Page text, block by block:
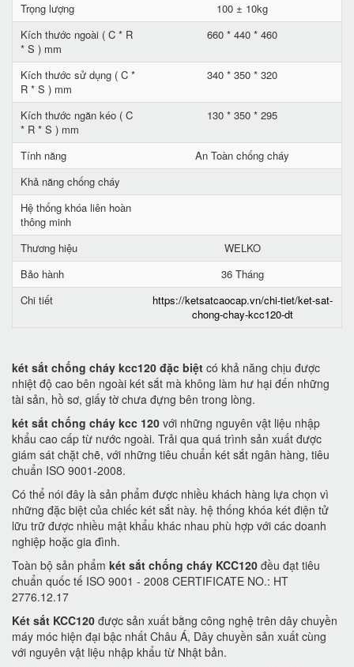
Trọng lượng
100 ± 10kg
Kích thước ngoài ( C * R
* S ) mm
660 * 440 * 460
Kích thước sử dụng ( C *
R * S ) mm
340 * 350 * 320
Kích thước ngăn kéo ( C
* R * S ) mm
130 * 350 * 295
Tính năng
An Toàn chống cháy
Khả năng chống cháy
Hệ thống khóa liên hoàn
thông minh
Thương hiệu
WELKO
Bảo hành
36 Tháng
Chi tiết
https://ketsatcaocap.vn/chi-tiet/ket-sat-
chong-chay-kcc120-dt
két sắt chống cháy kcc120 đặc biệt có khả năng chịu được
nhiệt độ cao bên ngoài két sắt mà không làm hư hại đến những
tài sản, hồ sơ, giấy tờ chưa đựng bên trong lòng.
két sắt chống cháy kcc 120 với những nguyên vật liệu nhập
khẩu cao cấp từ nước ngoài. Trải qua quá trình sản xuất được
giám sát chặt chẽ, với những tiêu chuẩn két sắt ngân hàng, tiêu
chuẩn ISO 9001-2008.
Có thể nói đây là sản phẩm được nhiều khách hàng lựa chọn vì
những đặc biệt của chiếc két sắt này. hệ thống khóa két điện tử
lữu trữ được nhiều mật khẩu khác nhau phù hợp với các doanh
nghiệp hoặc gia đình.
Toàn bộ sản phẩm két sắt chống cháy KCC120 đều đạt tiêu
chuẩn quốc tế ISO 9001 - 2008 CERTIFICATE NO.: HT
2776.12.17
Két sắt KCC120 được sản xuất bằng công nghệ trên dây chuyền
máy móc hiện đại bậc nhất Châu Á, Dây chuyền sản xuất cùng
với nguyên vật liệu nhập khẩu từ Nhật bản.